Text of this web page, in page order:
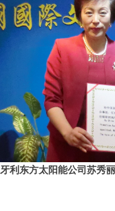
利东方太阳能公司苏秀